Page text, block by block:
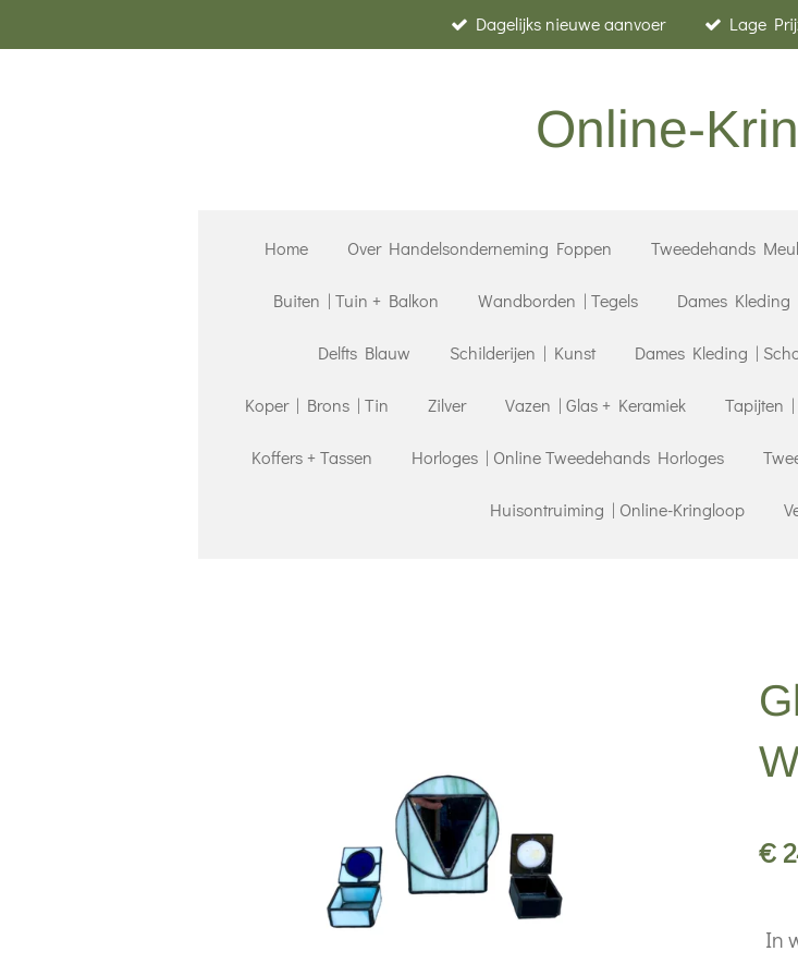
direct
Dagelijks nieuwe aanvoer Lage
Online-
Home Over Handelsonderneming Foppen Tweedehands
Buiten | Tuin + Balkon Wandborden | Tegels Dames
Delfts Blauw Schilderijen | Kunst Dames Kleding |
Koper | Brons | Tin Zilver Vazen | Glas + Keramiek Tapijten |
Koffers + Tassen Horloges | Online Tweedehands Horloges
Huisontruiming | Online-Kringloop
€
In